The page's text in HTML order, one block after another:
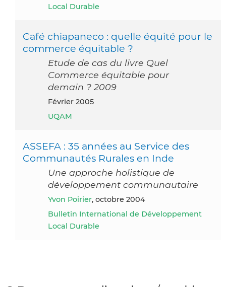
Local Durable
Café chiapaneco : quelle équité pour le
commerce équitable ?
Etude de cas du livre Quel
Commerce équitable pour
demain ? 2009
février 2005
UQAM
ASSEFA : 35 années au Service des
Communautés Rurales en Inde
Une approche holistique de
développement communautaire
Yvon Poirier, octobre 2004
Bulletin International de Développement
Local Durable